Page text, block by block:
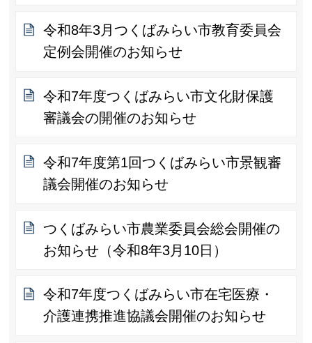
令和8年3月つくばみらい市教育委員会
定例会開催のお知らせ
令和7年度つくばみらい市文化財保護
審議会の開催のお知らせ
令和7年度第1回つくばみらい市景観審
議会開催のお知らせ
つくばみらい市農業委員会総会開催の
お知らせ（令和8年3月10日）
令和7年度つくばみらい市在宅医療・
介護連携推進協議会開催のお知らせ